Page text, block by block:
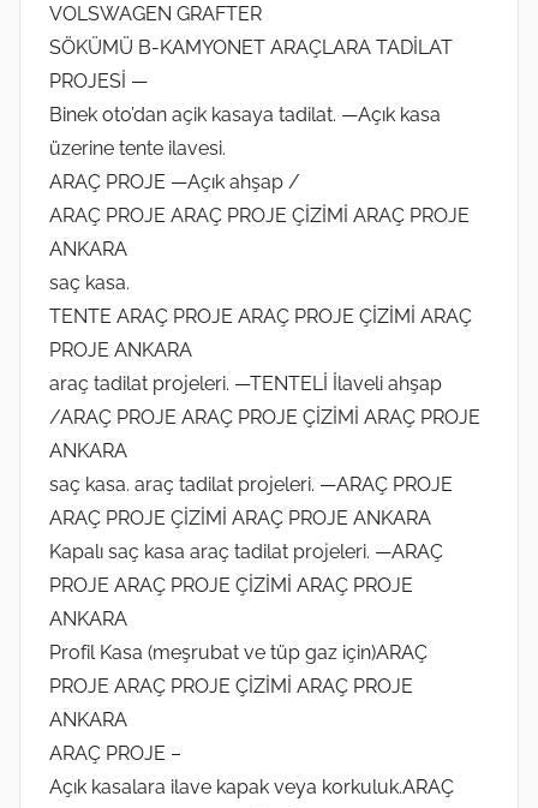
VOLSWAGEN GRAFTER
SÖKÜMÜ B-KAMYONET ARAÇLARA TADİLAT
PROJESİ —
Binek oto’dan açik kasaya tadilat. —Açık kasa
üzerine tente ilavesi.
ARAÇ PROJE —Açık ahşap /
ARAÇ PROJE ARAÇ PROJE ÇİZİMİ ARAÇ PROJE
ANKARA
saç kasa.
TENTE ARAÇ PROJE ARAÇ PROJE ÇİZİMİ ARAÇ
PROJE ANKARA
araç tadilat projeleri. —TENTELİ İlaveli ahşap
/ARAÇ PROJE ARAÇ PROJE ÇİZİMİ ARAÇ PROJE
ANKARA
saç kasa. araç tadilat projeleri. —ARAÇ PROJE
ARAÇ PROJE ÇİZİMİ ARAÇ PROJE ANKARA
Kapalı saç kasa araç tadilat projeleri. —ARAÇ
PROJE ARAÇ PROJE ÇİZİMİ ARAÇ PROJE
ANKARA
Profil Kasa (meşrubat ve tüp gaz için)ARAÇ
PROJE ARAÇ PROJE ÇİZİMİ ARAÇ PROJE
ANKARA
ARAÇ PROJE –
Açık kasalara ilave kapak veya korkuluk.ARAÇ